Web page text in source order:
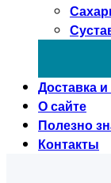
Доставка
О сайте
Полезно
Контакты